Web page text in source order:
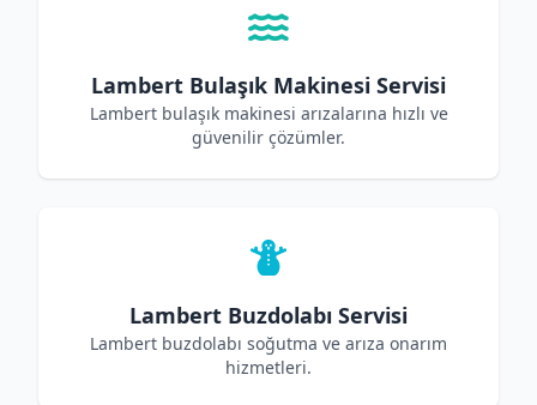
Lambert Bulaşık Makinesi Servisi
Lambert bulaşık makinesi arızalarına hızlı ve
güvenilir çözümler.
Lambert Buzdolabı Servisi
Lambert buzdolabı soğutma ve arıza onarım
hizmetleri.